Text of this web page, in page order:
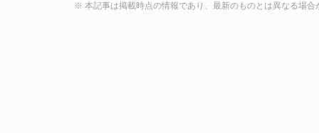
※ 本記事は掲載時点の情報であり、最新のものとは異なる場合